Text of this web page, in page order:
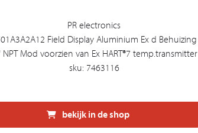
PR electronics
Field Display Aluminium Ex d Behuizing
Mod voorzien van Ex HART®7 temp.transmitter
sku: 7463116
bekijk in de shop